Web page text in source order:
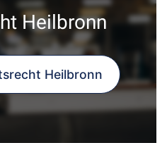
Heilbronn
Heilbronn